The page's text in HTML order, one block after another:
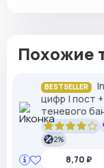
Похожие
BESTSELLER
цифр | пост
теневого
2%
8,70 ₽